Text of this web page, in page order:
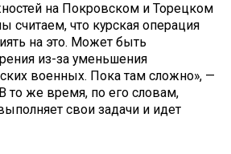
на Покровском и Торецком
считаем, что курская операция
на это. Может быть
из-за уменьшения
военных. Пока там сложно», —
то же время, по его словам,
свои задачи и идет